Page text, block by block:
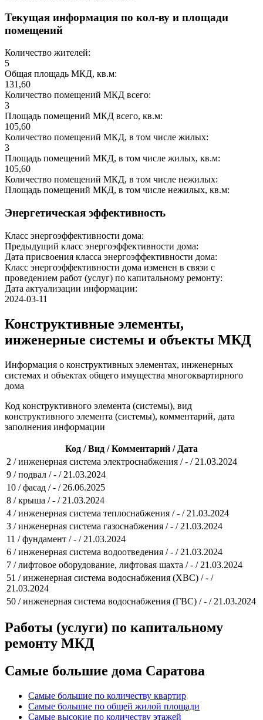
Текущая информация по кол-ву и площади
помещений
Количество жителей:
5
Общая площадь МКД, кв.м:
131,60
Количество помещений МКД всего:
3
Площадь помещений МКД всего, кв.м:
105,60
Количество помещений МКД, в том числе жилых:
3
Площадь помещений МКД, в том числе жилых, кв.м:
105,60
Количество помещений МКД, в том числе нежилых:
Площадь помещений МКД, в том числе нежилых, кв.м:
Энергетическая эффективность
Класс энергоэффективности дома:
Предыдущий класс энергоэффективности дома:
Дата присвоения класса энергоэффективности дома:
Класс энергоэффективности дома изменен в связи с
проведением работ (услуг) по капитальному ремонту:
Дата актуализации информации:
2024-03-11
Конструктивные элементы,
инженерные системы и объекты МКД
Информация о конструктивных элементах, инженерных
системах и объектах общего имущества многоквартирного
дома
Код конструктивного элемента (системы), вид
конструктивного элемента (системы), комментарий, дата
заполнения информации
Код / Вид / Комментарий / Дата
2 / инженерная система электроснабжения / - / 21.03.2024
9 / подвал / - / 21.03.2024
10 / фасад / - / 26.06.2025
8 / крыша / - / 21.03.2024
4 / инженерная система теплоснабжения / - / 21.03.2024
3 / инженерная система газоснабжения / - / 21.03.2024
11 / фундамент / - / 21.03.2024
6 / инженерная система водоотведения / - / 21.03.2024
7 / лифтовое оборудование, лифтовая шахта / - / 21.03.2024
51 / инженерная система водоснабжения (ХВС) / - /
21.03.2024
50 / инженерная система водоснабжения (ГВС) / - / 21.03.2024
Работы (услуги) по капитальному
ремонту МКД
Самые большие дома Саратова
Самые большие по количеству квартир
Самые большие по общей жилой площади
Самые высокие по количеству этажей